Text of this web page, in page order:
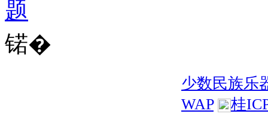
锘�
少数民族乐
WAP
桂